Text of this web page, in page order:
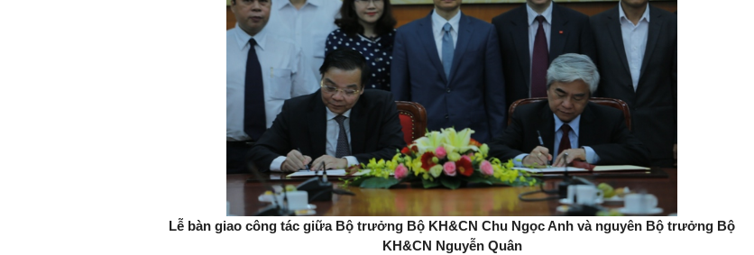
Lễ bàn giao công tác giữa Bộ trưởng Bộ KH&CN Chu Ngọc Anh và nguyên Bộ trưởng Bộ
KH&CN Nguyễn Quân